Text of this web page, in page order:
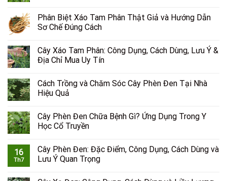
Phân Biệt Xáo Tam Phân Thật Giả và Hướng Dẫn
Sơ Chế Đúng Cách
Cây Xáo Tam Phân: Công Dụng, Cách Dùng, Lưu Ý &
Địa Chỉ Mua Uy Tín
Cách Trồng và Chăm Sóc Cây Phèn Đen Tại Nhà
Hiệu Quả
Cây Phèn Đen Chữa Bệnh Gì? Ứng Dụng Trong Y
Học Cổ Truyền
16
Th7
Cây Phèn Đen: Đặc Điểm, Công Dụng, Cách Dùng và
Lưu Ý Quan Trọng